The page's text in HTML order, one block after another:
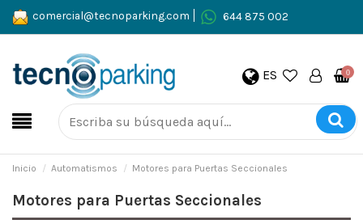
comercial@tecnoparking.com 644 875 002
ES 0
Inicio Automatismos Motores para Puertas Seccionales
Motores para Puertas Seccionales